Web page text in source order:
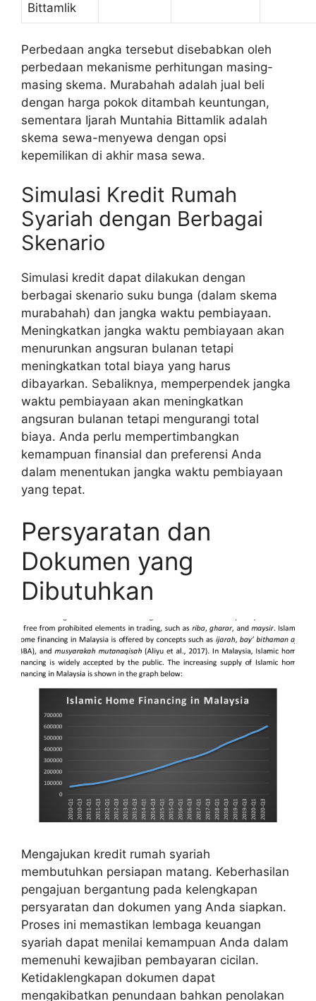
Bittamlik
Perbedaan angka tersebut disebabkan oleh
perbedaan mekanisme perhitungan masing-
masing skema. Murabahah adalah jual beli
dengan harga pokok ditambah keuntungan,
sementara Ijarah Muntahia Bittamlik adalah
skema sewa-menyewa dengan opsi
kepemilikan di akhir masa sewa.
Simulasi Kredit Rumah
Syariah dengan Berbagai
Skenario
Simulasi kredit dapat dilakukan dengan
berbagai skenario suku bunga (dalam skema
murabahah) dan jangka waktu pembiayaan.
Meningkatkan jangka waktu pembiayaan akan
menurunkan angsuran bulanan tetapi
meningkatkan total biaya yang harus
dibayarkan. Sebaliknya, memperpendek jangka
waktu pembiayaan akan meningkatkan
angsuran bulanan tetapi mengurangi total
biaya. Anda perlu mempertimbangkan
kemampuan finansial dan preferensi Anda
dalam menentukan jangka waktu pembiayaan
yang tepat.
Persyaratan dan
Dokumen yang
Dibutuhkan
Mengajukan kredit rumah syariah
membutuhkan persiapan matang. Keberhasilan
pengajuan bergantung pada kelengkapan
persyaratan dan dokumen yang Anda siapkan.
Proses ini memastikan lembaga keuangan
syariah dapat menilai kemampuan Anda dalam
memenuhi kewajiban pembayaran cicilan.
Ketidaklengkapan dokumen dapat
mengakibatkan penundaan bahkan penolakan